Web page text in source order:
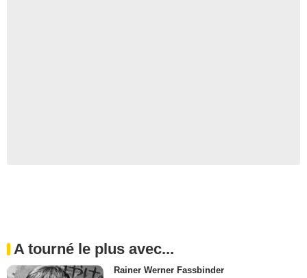
A tourné le plus avec...
Rainer Werner Fassbinder